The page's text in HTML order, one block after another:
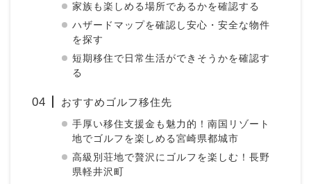
家族も楽しめる場所であるかを確認する
ハザードマップを確認し安心・安全な物件
を探す
短期移住で日常生活ができそうかを確認す
る
おすすめゴルフ移住先
手厚い移住支援金も魅力的！南国リゾート
地でゴルフを楽しめる宮崎県都城市
高級別荘地で贅沢にゴルフを楽しむ！長野
県軽井沢町